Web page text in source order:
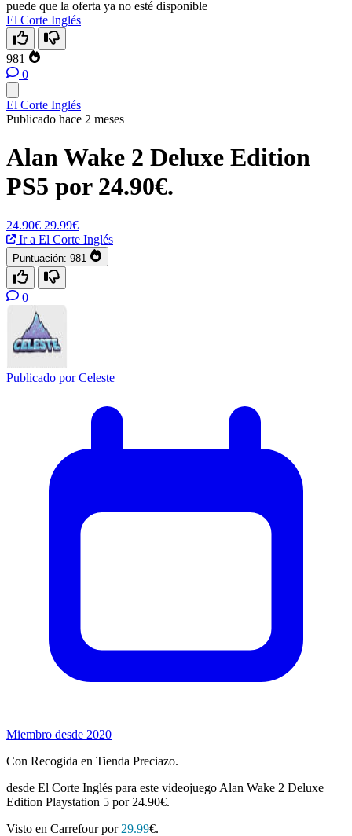
puede que la oferta ya no esté disponible
El Corte Inglés
981
0
El Corte Inglés
Publicado hace 2 meses
Alan Wake 2 Deluxe Edition
PS5 por 24.90€.
24.90€ 29.99€
Ir a El Corte Inglés
Puntuación: 981
0
Publicado porCeleste
Miembro desde 2020
Con Recogida en Tienda Preciazo.
desde El Corte Inglés para este videojuego Alan Wake 2 Deluxe
Edition Playstation 5 por 24.90€.
Visto en Carrefour por29.99€.